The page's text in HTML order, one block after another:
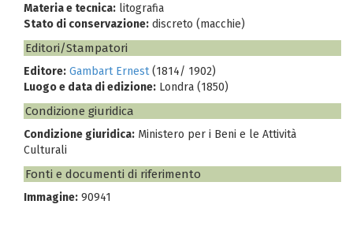
Materia e tecnica: litografia
Stato di conservazione: discreto (macchie)
Editori/Stampatori
Editore: Gambart Ernest(1814/ 1902)
Luogo e data di edizione: Londra (1850)
Condizione giuridica
Condizione giuridica: Ministero per i Beni e le Attività
Culturali
Fonti e documenti di riferimento
Immagine: 90941